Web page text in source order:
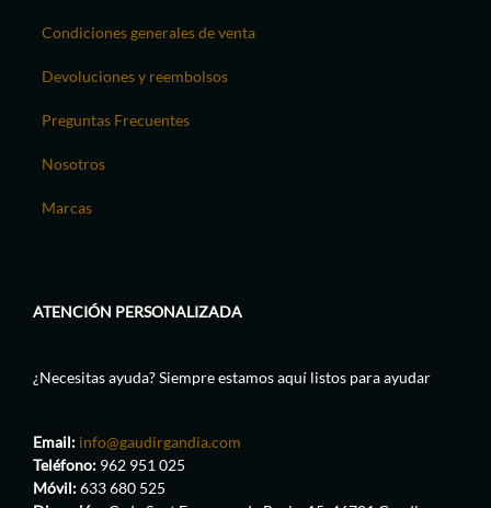
Condiciones generales de venta
Devoluciones y reembolsos
Preguntas Frecuentes
Nosotros
Marcas
ATENCIÓN PERSONALIZADA
¿Necesitas ayuda? Siempre estamos aquí listos para ayudar
Email: info@gaudirgandia.com
Teléfono: 962 951 025
Móvil:633 680 525